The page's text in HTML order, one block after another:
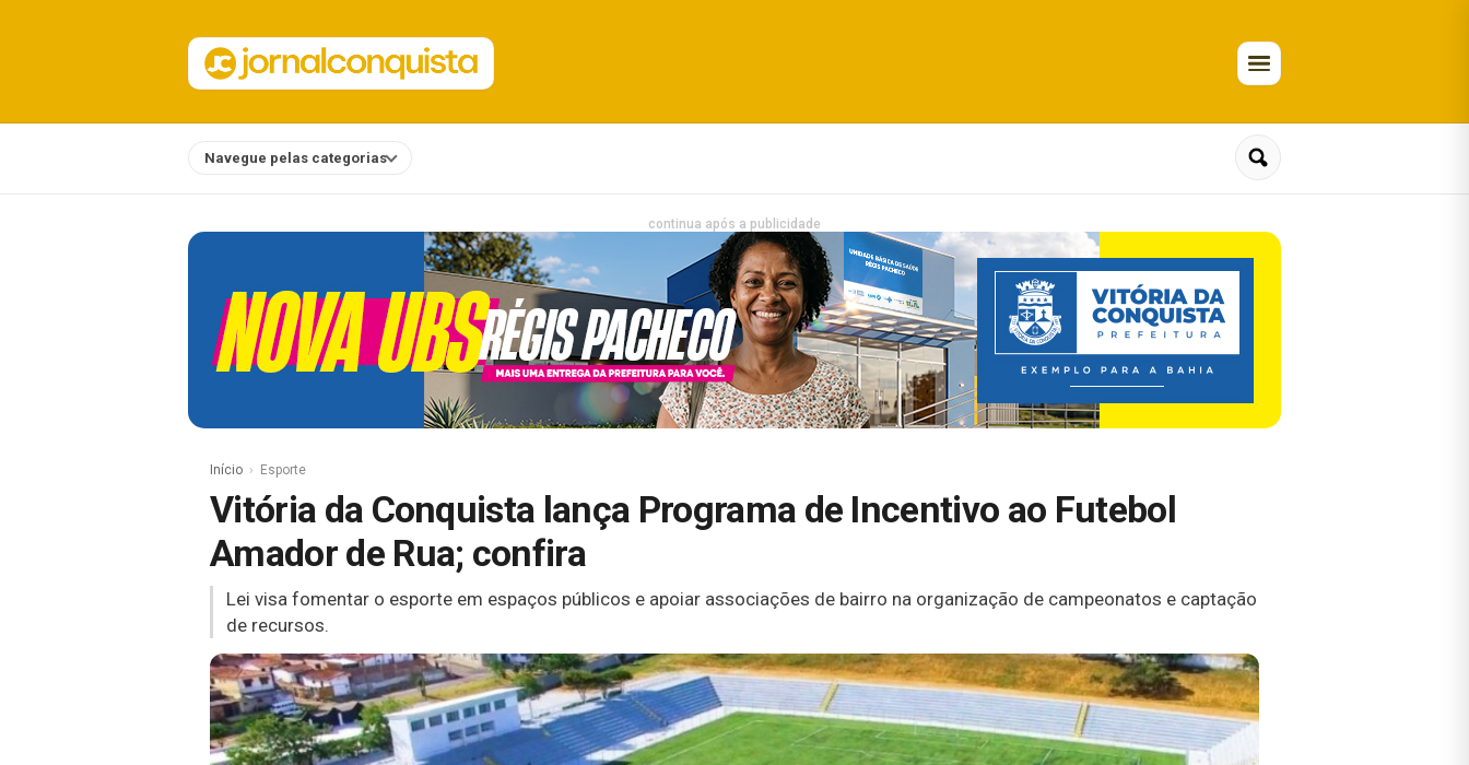
Navegue pelas categorias
continua após a publicidade
Início Esporte
Vitória da Conquista lança Programa de Incentivo ao Futebol
Amador de Rua; confira
Lei visa fomentar o esporte em espaços públicos e apoiar associações de bairro na organização de campeonatos e captação
de recursos.